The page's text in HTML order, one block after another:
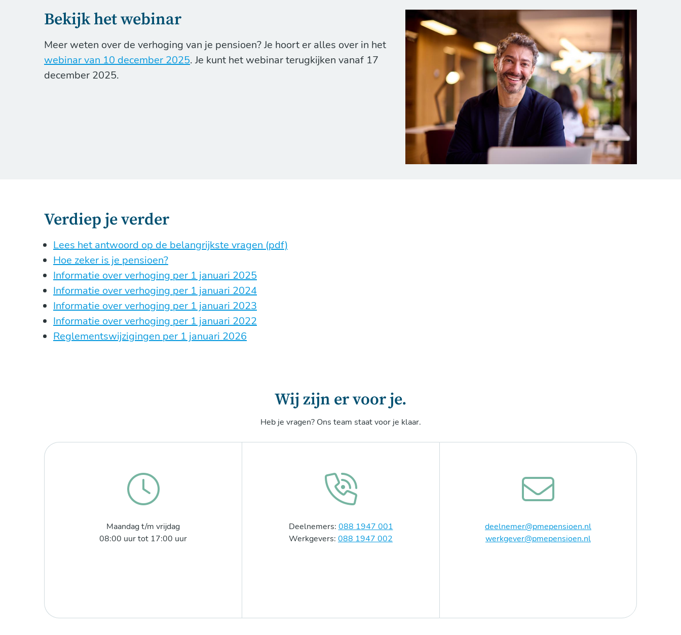
Bekijk het webinar
Meer weten over de verhoging van je pensioen? Je hoort er alles over in het
webinar van 10 december 2025. Je kunt het webinar terugkijken vanaf 17
december 2025.
Verdiep je verder
Lees het antwoord op de belangrijkste vragen (pdf)
Hoe zeker is je pensioen?
Informatie over verhoging per 1 januari 2025
Informatie over verhoging per 1 januari 2024
Informatie over verhoging per 1 januari 2023
Informatie over verhoging per 1 januari 2022
Reglementswijzigingen per 1 januari 2026
Wij zijn er voor je.
Heb je vragen? Ons team staat voor je klaar.
Maandag t/m vrijdag
08:00 uur tot 17:00 uur
Deelnemers: 088 1947 001
Werkgevers: 088 1947 002
deelnemer@pmepensioen.nl
werkgever@pmepensioen.nl